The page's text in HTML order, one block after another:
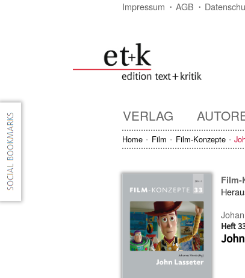
Impressum AGB
VERLAG
Home Film Film-Konzepte
Film-
Heft